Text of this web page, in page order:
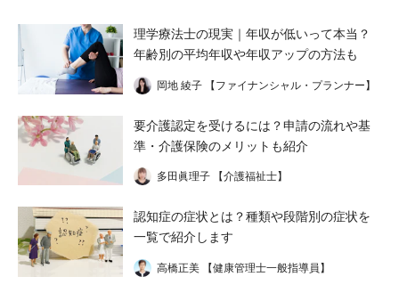
理学療法士の現実｜年収が低いって本当？
年齢別の平均年収や年収アップの方法も
岡地 綾子 【ファイナンシャル・プランナー】
要介護認定を受けるには？申請の流れや基
準・介護保険のメリットも紹介
多田眞理子 【介護福祉士】
認知症の症状とは？種類や段階別の症状を
一覧で紹介します
高橋正美 【健康管理士一般指導員】